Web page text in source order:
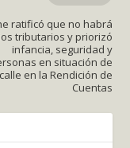
ratificó que no habrá
tributarios y priorizó
infancia, seguridad y
en situación de
calle en la Rendición de
Cuentas